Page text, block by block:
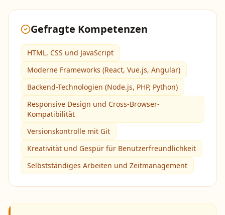
Gefragte Kompetenzen
HTML, CSS und JavaScript
Moderne Frameworks (React, Vue.js, Angular)
Backend-Technologien (Node.js, PHP, Python)
Responsive Design und Cross-Browser-
Kompatibilität
Versionskontrolle mit Git
Kreativität und Gespür für Benutzerfreundlichkeit
Selbstständiges Arbeiten und Zeitmanagement